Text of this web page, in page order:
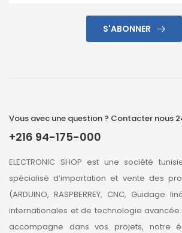
S'ABONNER
Vous avec une question ? Contacter nous
+216 94-175-000
ELECTRONIC SHOP est une société
spécialisé d’importation et vente des
(ARDUINO, RASPBERREY, CNC, Guidage
internationales et de technologie
accompagne dans vos projets, notre